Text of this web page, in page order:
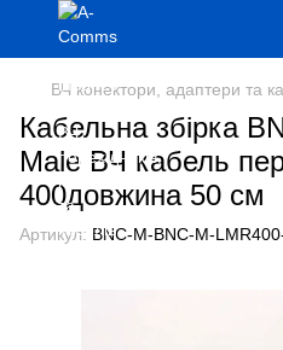
ВЧ конектори, адаптери та
Кабельна збірка
Male ВЧ кабель
400довжина 50 см
Артикул: BNC-M-BNC-M-